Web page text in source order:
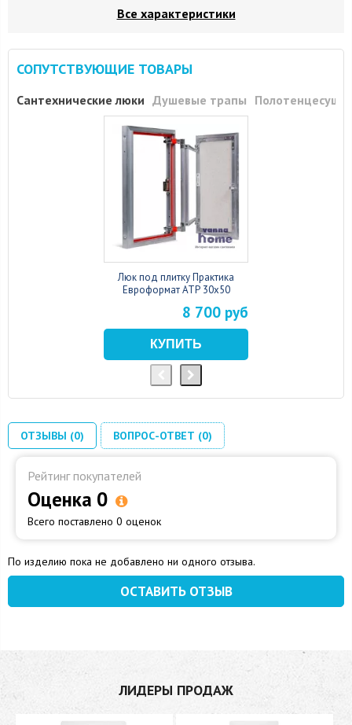
Все характеристики
СОПУТСТВУЮЩИЕ ТОВАРЫ
Сантехнические люки Душевые трапы
Люк под плитку Практика
Евроформат АТР 30x50
8 700 руб
ОТЗЫВЫ (0) ВОПРОС-ОТВЕТ (0)
Рейтинг покупателей
Оценка 0
Всего поставлено 0 оценок
По изделию пока не добавлено ни одного отзыва.
ОСТАВИТЬ ОТЗЫВ
ЛИДЕРЫ ПРОДАЖ